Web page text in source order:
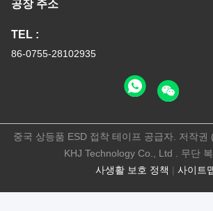
공장 주소
TEL :
86-0755-28102935
사생활 보호 정책 | 사이트
중국 상등품 ESD 접착 테이프 공급자. 저작
KHJ Technology Co., Ltd . 무단